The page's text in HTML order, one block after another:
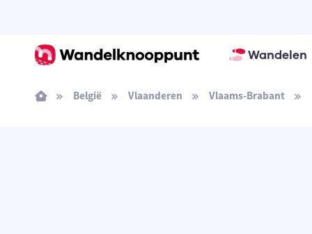
Wandelen
België Vlaanderen Vlaams-Brabant